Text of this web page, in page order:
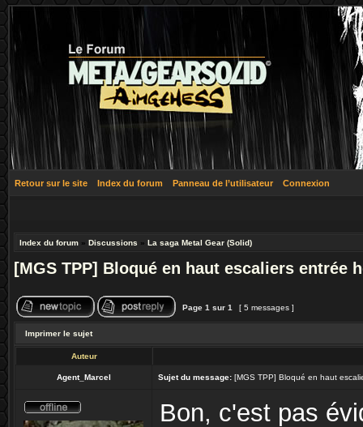
Retour sur le site Index du forum Panneau de l’utilisateur Connexion
Index du forum » Discussions » La saga Metal Gear (Solid)
[MGS TPP] Bloqué en haut escaliers entrée
Page 1 sur 1 [ 5 messages ]
Imprimer le sujet
Auteur
Agent_Marcel Sujet du message: [MGS TPP] Bloqué en haut
Bon, c'est pas